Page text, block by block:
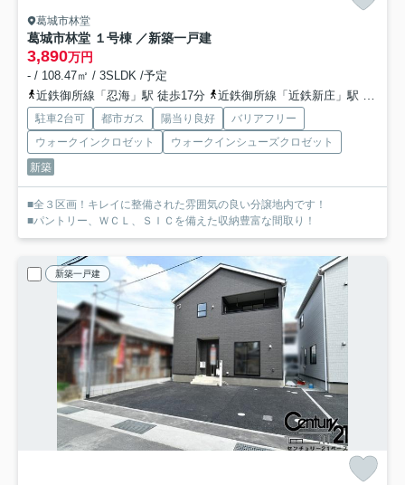
葛城市林堂
葛城市林堂 １号棟 ／新築一戸建
3,890万円
- / 108.47㎡ / 3SLDK /予定
近鉄御所線「忍海」駅 徒歩17分
近鉄御所線「近鉄新庄」駅 徒歩21分
駐車2台可 都市ガス 陽当り良好
バリアフリー
ウォークインクロゼット
ウォークインシューズクロゼット
新築
■全３区画！キレイに整備された雰囲気の良い分譲地内です！
■パントリー、ＷＣＬ、ＳＩＣを備えた収納豊富な間取り！
新築一戸建